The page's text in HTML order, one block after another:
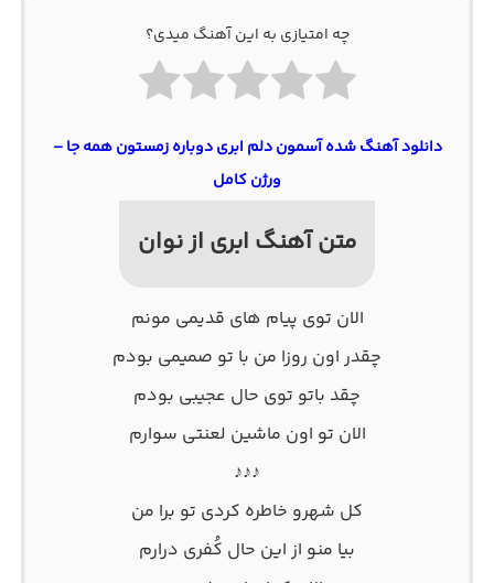
چه امتیازی به این آهنگ میدی؟
دانلود آهنگ شده آسمون دلم ابری دوباره زمستون همه جا –
ورژن کامل
متن آهنگ ابری از نوان
الان توی پیام های قدیمی مونم
چقدر اون روزا من با تو صمیمی بودم
چقد باتو توی حال عجیبی بودم
الان تو اون ماشین لعنتی سوارم
♪♪♪
کل شهرو خاطره کردی تو برا من
بیا منو از این حال کُفری درارم